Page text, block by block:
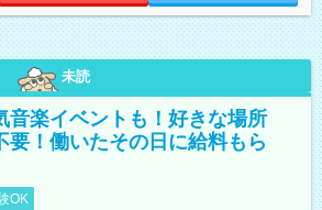
未読
音楽イベントも！好きな場所
！働いたその日に給料もら
OK